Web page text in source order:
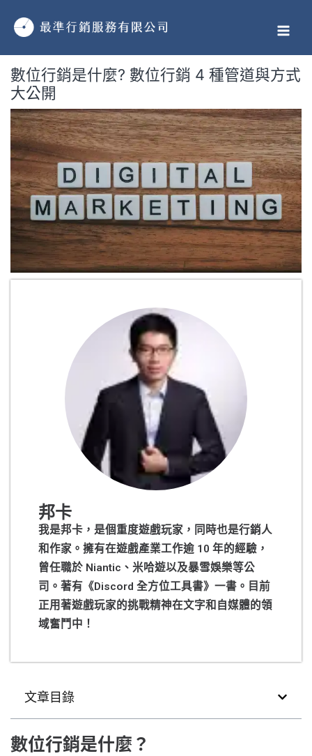
數位行銷是什麼? 數位行銷 4 種管道與方式
大公開
邦卡
我是邦卡，是個重度遊戲玩家，同時也是行銷人
和作家。擁有在遊戲產業工作逾 10 年的經驗，
曾任職於 Niantic、米哈遊以及暴雪娛樂等公
司。著有《Discord 全方位工具書》一書。目前
正用著遊戲玩家的挑戰精神在文字和自媒體的領
域奮鬥中！
文章目錄
數位行銷是什麼？